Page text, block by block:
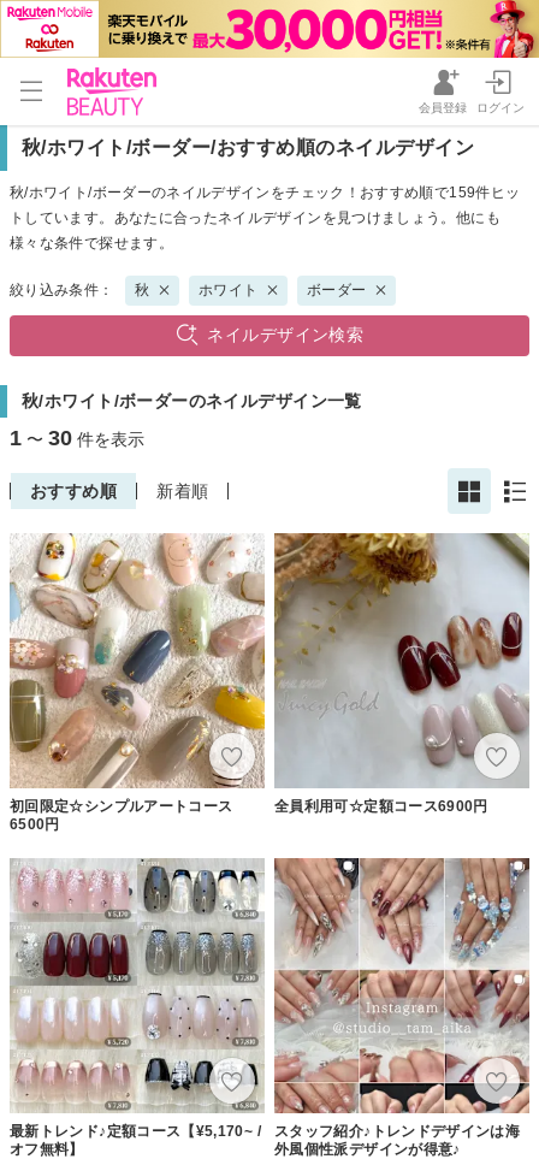
会員登録 ログイン
秋/ホワイト/ボーダー/おすすめ順のネイルデザイン
秋/ホワイト/ボーダーのネイルデザインをチェック！おすすめ順で159件ヒッ
トしています。あなたに合ったネイルデザインを見つけましょう。他にも
様々な条件で探せます。
絞り込み条件： 秋 ホワイト ボーダー
ネイルデザイン検索
秋/ホワイト/ボーダーのネイルデザイン一覧
1 〜 30 件を表示
おすすめ順 新着順
初回限定☆シンプルアートコース
6500円
全員利用可☆定額コース6900円
最新トレンド♪定額コース【¥5,170~ /
オフ無料】
スタッフ紹介♪トレンドデザインは海
外風個性派デザインが得意♪